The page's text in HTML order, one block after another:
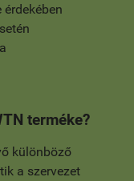
terméke?
különböző
a szervezet